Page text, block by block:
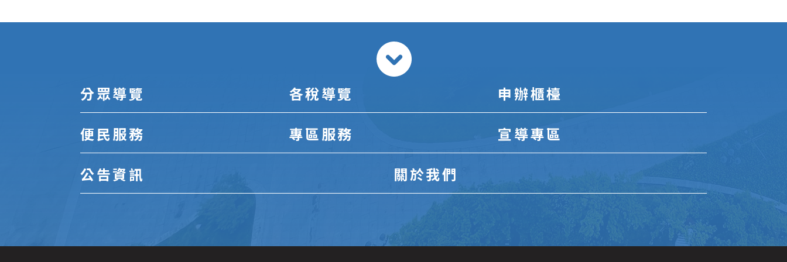
分眾導覽 各稅導覽 申辦櫃檯
便民服務 專區服務 宣導專區
公告資訊 關於我們